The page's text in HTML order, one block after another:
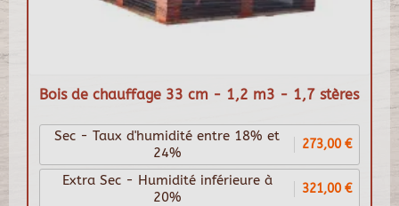
Bois de chauffage 33 cm - 1,2 m3 - 1,7 stères
Sec - Taux d'humidité entre 18% et
24%
273,00 €
Extra Sec - Humidité inférieure à
20%
321,00 €